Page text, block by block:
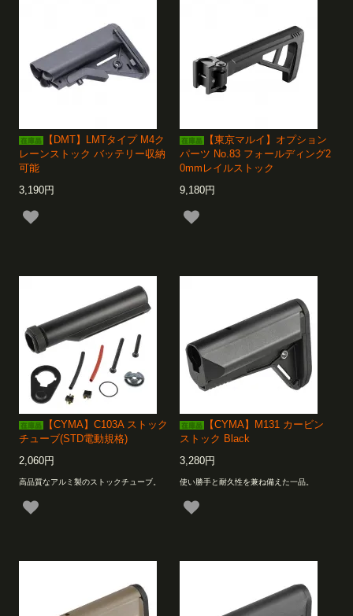
【DMT】LMTタイプ M4ク
レーンストック バッテリー収納
可能
3,190円
【東京マルイ】オプション
パーツ No.83 フォールディング2
0mmレイルストック
9,180円
【CYMA】C103A ストック
チューブ(STD電動規格)
2,060円
高品質なアルミ製のストックチューブ。
【CYMA】M131 カービン
ストック Black
3,280円
使い勝手と耐久性を兼ね備えた一品。